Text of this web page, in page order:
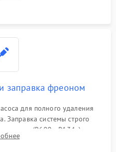
заправка фреоном
для полного удаления
Заправка системы строго
(R600a, R134a) по
давления в системе.